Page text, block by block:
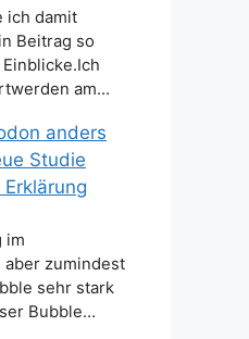
ich damit
Beitrag so
am…
anders
Studie
im
zumindest
sehr stark
Bubble…